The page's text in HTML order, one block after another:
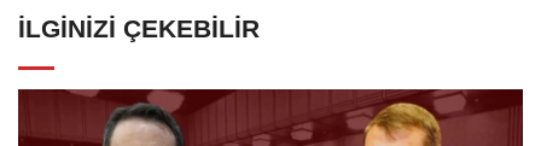
İLGINIZI ÇEKEBILIR